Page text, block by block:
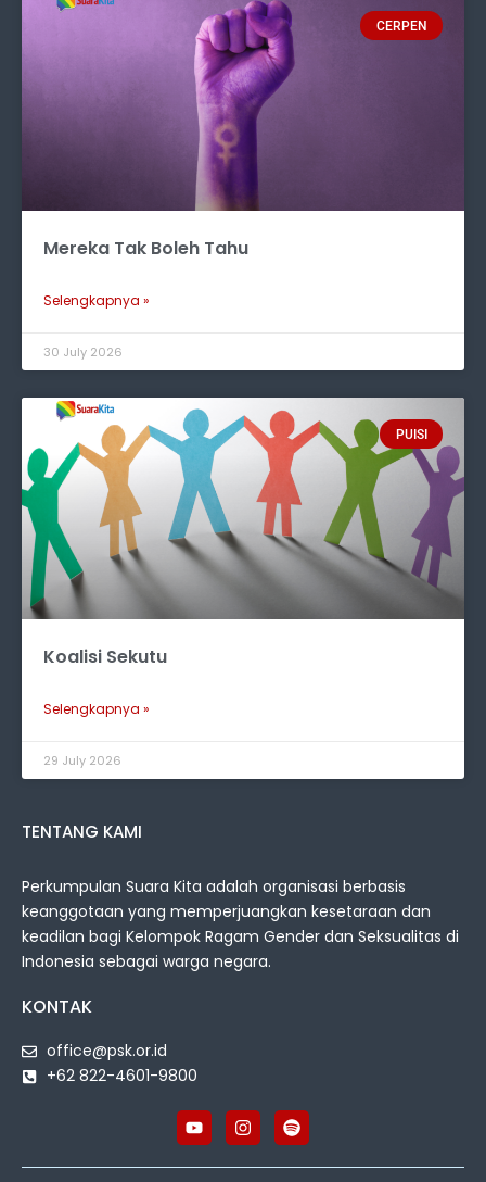
CERPEN
Mereka Tak Boleh Tahu
Selengkapnya »
30 July 2026
PUISI
Koalisi Sekutu
Selengkapnya »
29 July 2026
TENTANG KAMI
Perkumpulan Suara Kita adalah organisasi berbasis
keanggotaan yang memperjuangkan kesetaraan dan
keadilan bagi Kelompok Ragam Gender dan Seksualitas di
Indonesia sebagai warga negara.
KONTAK
office@psk.or.id
+62 822-4601-9800